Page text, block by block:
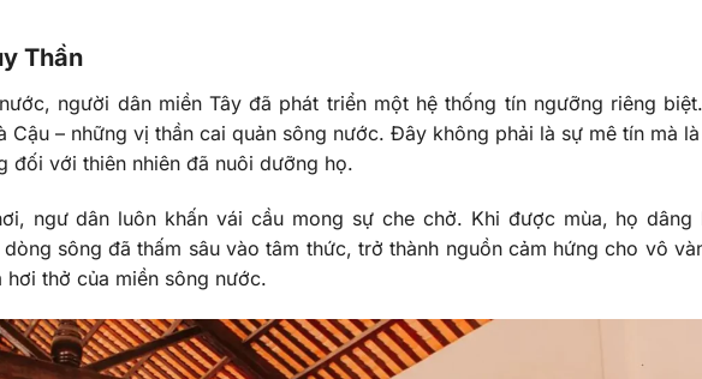
Thần
người dân miền Tây đã phát triển một hệ thống tín ngưỡng riêng
Cậu – những vị thần cai quản sông nước. Đây không phải là sự mê tín mà
đối với thiên nhiên đã nuôi dưỡng họ.
ngư dân luôn khấn vái cầu mong sự che chở. Khi được mùa, họ dâng
sông đã thấm sâu vào tâm thức, trở thành nguồn cảm hứng cho vô
thở của miền sông nước.